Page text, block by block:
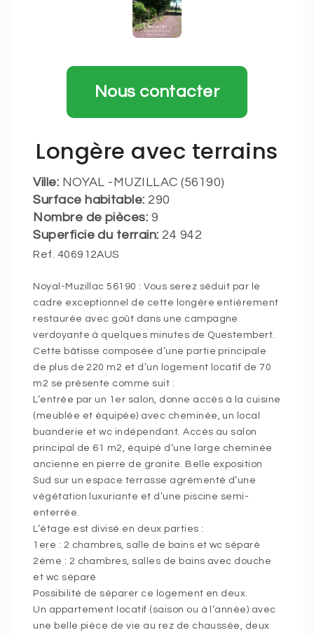
Nous contacter
Longère avec terrains
Ville: NOYAL -MUZILLAC (56190)
Surface habitable: 290
Nombre de pièces: 9
Superficie du terrain: 24 942
Ref. 406912AUS
Noyal-Muzillac 56190 : Vous serez séduit par le
cadre exceptionnel de cette longère entièrement
restaurée avec goût dans une campagne
verdoyante à quelques minutes de Questembert.
Cette bâtisse composée d’une partie principale
de plus de 220 m2 et d’un logement locatif de 70
m2 se présente comme suit :
L’entrée par un 1er salon, donne accès à la cuisine
(meublée et équipée) avec cheminée, un local
buanderie et wc indépendant. Accès au salon
principal de 61 m2, équipé d’une large cheminée
ancienne en pierre de granite. Belle exposition
Sud sur un espace terrasse agrémenté d’une
végétation luxuriante et d’une piscine semi-
enterrée.
L’étage est divisé en deux parties :
1ere : 2 chambres, salle de bains et wc séparé
2ème : 2 chambres, salles de bains avec douche
et wc séparé
Possibilité de séparer ce logement en deux.
Un appartement locatif (saison ou à l’année) avec
une belle pièce de vie au rez de chaussée, deux